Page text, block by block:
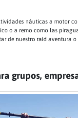
náuticas a motor
o a remo como las
de nuestro raid aventura
grupos,